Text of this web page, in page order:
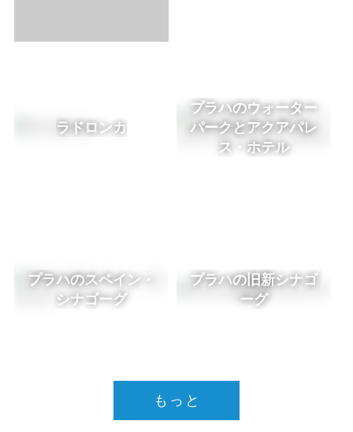
ラドロンカ
プラハのウォーター
パークとアクアパレ
ス・ホテル
プラハのスペイン・
シナゴーグ
プラハの旧新シナゴ
ーグ
もっと